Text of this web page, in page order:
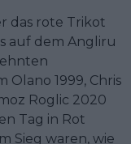
das rote Trikot
auf dem Angliru
Olano 1999, Chris
Roglic 2020
Tag in Rot
Sieg waren, wie